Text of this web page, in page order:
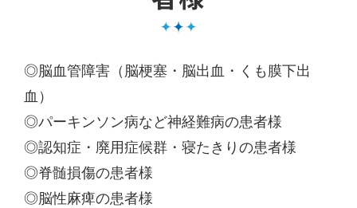
◎脳血管障害（脳梗塞・脳出血・くも膜下出
血）
◎パーキンソン病など神経難病の患者様
◎認知症・廃用症候群・寝たきりの患者様
◎脊髄損傷の患者様
◎脳性麻痺の患者様